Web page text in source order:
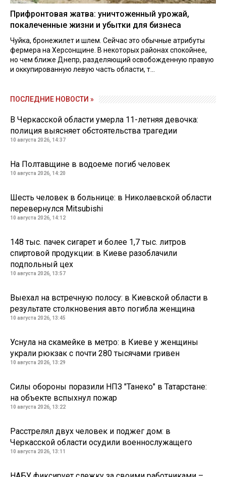
Прифронтовая жатва: уничтоженный урожай,
покалеченные жизни и убытки для бизнеса
Чуйка, бронежилет и шлем. Сейчас это обычные атрибуты
фермера на Херсонщине. В некоторых районах спокойнее,
но чем ближе Днепр, разделяющий освобожденную правую
и оккупированную левую часть области, т...
ПОСЛЕДНИЕ НОВОСТИ »
В Черкасской области умерла 11-летняя девочка:
полиция выясняет обстоятельства трагедии
10 августа 2026, 14:37
На Полтавщине в водоеме погиб человек
10 августа 2026, 14:20
Шесть человек в больнице: в Николаевской области
перевернулся Mitsubishi
10 августа 2026, 14:12
148 тыс. пачек сигарет и более 1,7 тыс. литров
спиртовой продукции: в Киеве разоблачили
подпольный цех
10 августа 2026, 13:57
Выехал на встречную полосу: в Киевской области в
результате столкновения авто погибла женщина
10 августа 2026, 13:45
Уснула на скамейке в метро: в Киеве у женщины
украли рюкзак с почти 280 тысячами гривен
10 августа 2026, 13:29
Силы обороны поразили НПЗ "Танеко" в Татарстане:
на объекте вспыхнул пожар
10 августа 2026, 13:22
Расстрелял двух человек и поджег дом: в
Черкасской области осудили военнослужащего
10 августа 2026, 13:11